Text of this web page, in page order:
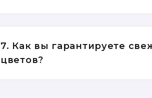
7. Как вы гарантируете
цветов?